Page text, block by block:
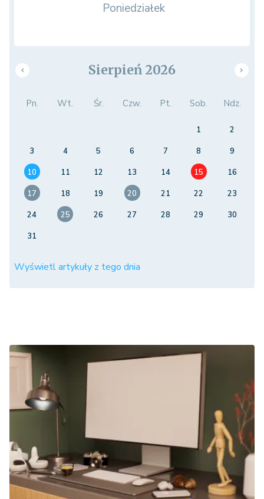
Poniedziałek
Sierpień 2026
Pn. Wt. Śr. Czw. Pt. Sob. Ndz.
1
2
3
4 5 6 7 8
9
10
11 12 13 14 15
16
17
18 19 20 21 22
23
24
25 26 27 28 29
30
31
Wyświetl artykuły z tego dnia